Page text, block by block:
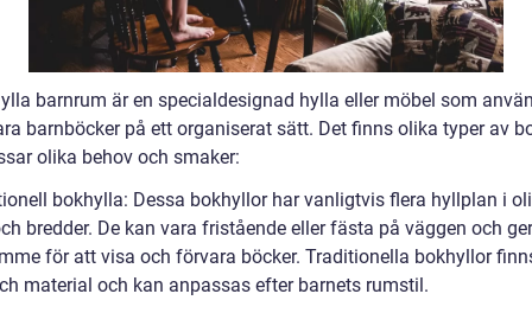
barnrum är en specialdesignad hylla eller möbel som
barnböcker på ett organiserat sätt. Det finns olika typer av
olika behov och smaker:
bokhylla: Dessa bokhyllor har vanligtvis flera hyllplan i
bredder. De kan vara fristående eller fästa på väggen och
för att visa och förvara böcker. Traditionella bokhyllor
material och kan anpassas efter barnets rumstil.